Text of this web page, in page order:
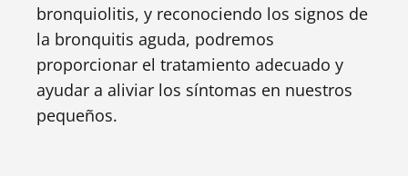
bronquiolitis, y reconociendo los signos de
la bronquitis aguda, podremos
proporcionar el tratamiento adecuado y
ayudar a aliviar los síntomas en nuestros
pequeños.